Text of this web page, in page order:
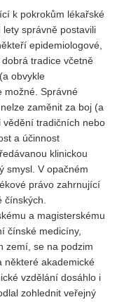
k pokrokům lékařské
správně postavili
epidemiologové,
tradice včetně
obvykle
možné. Správné
zaměnit za boj (a
vědění tradičních nebo
a účinnost
klinickou
smysl. V opačném
právo zahrnující
a magisterskému
čínské medicíny,
zemí, se na podzim
některé akademické
vzdělání dosáhlo i
zohlednit veřejný